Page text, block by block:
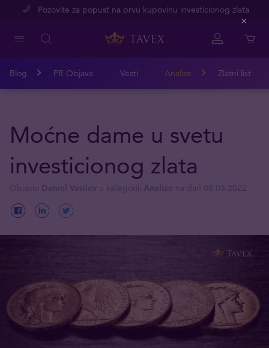
Pozovite za popust na prvu kupovinu investicionog zlata
Blog PR Objave Vesti Analize Zlatni list
Moćne dame u svetu
investicionog zlata
Close